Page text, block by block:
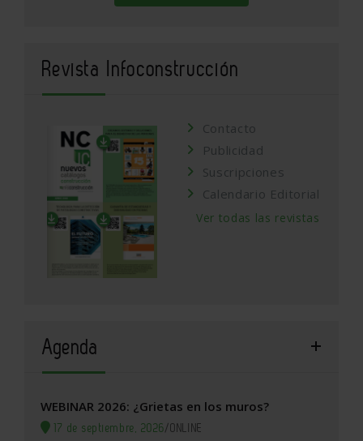
Revista Infoconstrucción
Contacto
Publicidad
Suscripciones
Calendario Editorial
Ver todas las revistas
Agenda
WEBINAR 2026: ¿Grietas en los muros?
17 de septiembre, 2026/ONLINE